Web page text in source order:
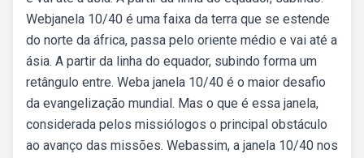
Webjanela 10/40 é uma faixa da terra que se estende
do norte da áfrica, passa pelo oriente médio e vai até a
ásia. A partir da linha do equador, subindo forma um
retângulo entre. Weba janela 10/40 é o maior desafio
da evangelização mundial. Mas o que é essa janela,
considerada pelos missiólogos o principal obstáculo
ao avanço das missões. Webassim, a janela 10/40 nos